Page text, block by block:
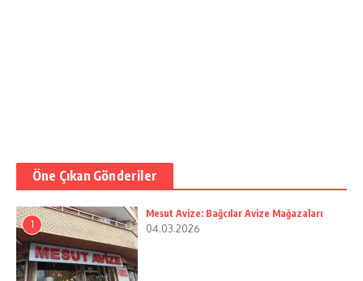
Öne Çıkan Gönderiler
1
Mesut Avize: Bağcılar Avize Mağazaları
04.03.2026